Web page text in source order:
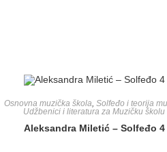
Osnovna muzička škola, Solfeđo i teorija
Udžbenici i literatura za Muzičku školu
Aleksandra Miletić – Solfeđo 4